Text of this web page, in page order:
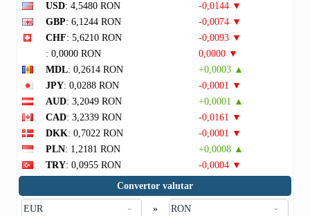
USD: 4,5480 RON
-0,0144 ▼
GBP: 6,1244 RON
-0,0074 ▼
CHF: 5,6210 RON
-0,0093 ▼
: 0,0000 RON
0,0000 ▼
MDL: 0,2614 RON
+0,0003 ▲
JPY: 0,0288 RON
-0,0001 ▼
AUD: 3,2049 RON
+0,0001 ▲
CAD: 3,2339 RON
-0,0161 ▼
DKK: 0,7022 RON
-0,0001 ▼
PLN: 1,2181 RON
+0,0008 ▲
TRY: 0,0955 RON
-0,0004 ▼
Convertor valutar
»